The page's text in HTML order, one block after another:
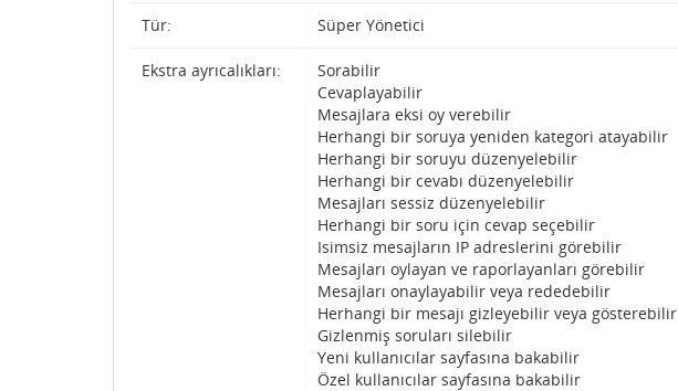
Tür: Süper Yönetici
Ekstra ayrıcalıkları:
Sorabilir
Cevaplayabilir
Mesajlara eksi oy verebilir
Herhangi bir soruya yeniden kategori atayabilir
Herhangi bir soruyu düzenyelebilir
Herhangi bir cevabı düzenyelebilir
Mesajları sessiz düzenyelebilir
Herhangi bir soru için cevap seçebilir
Isimsiz mesajların IP adreslerini görebilir
Mesajları oylayan ve raporlayanları görebilir
Mesajları onaylayabilir veya rededebilir
Herhangi bir mesajı gizleyebilir veya gösterebilir
Gizlenmiş soruları silebilir
Yeni kullanıcılar sayfasına bakabilir
Özel kullanıcılar sayfasına bakabilir